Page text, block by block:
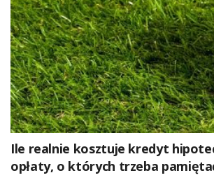
Ile realnie kosztuje kredyt
opłaty, o których trzeba